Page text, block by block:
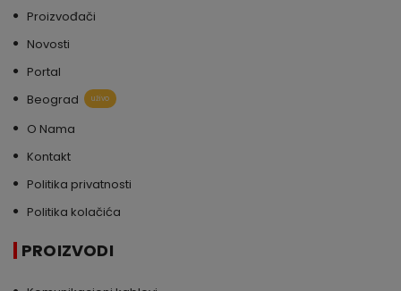
Proizvođači
Novosti
Portal
Beograd
uživo
O Nama
Kontakt
Politika privatnosti
Politika kolačića
PROIZVODI